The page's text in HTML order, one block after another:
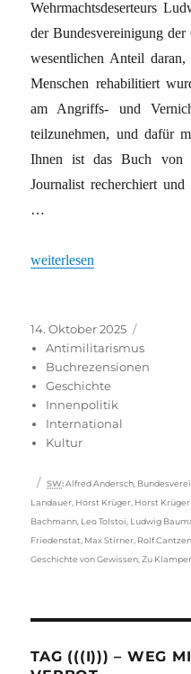
Wehrmachtsdeserteurs
der Bundesvereinigung
wesentlichen Anteil
Menschen rehabilitiert
am Angriffs- und
teilzunehmen, und dafür
Ihnen ist das Buch von
Journalist recherchiert
…
„Eine Frage des Gewissens“
weiterlesen
Veröffentlicht
am
14. Oktober 2025
Antimilitarismus
Buchrezensionen
Geschichte
Innenpolitik
International
Kultur
Schlagwörter
SW: Alfred Andersch
Landauer Horst Krüger Horst
Bachmann Leo Tolstoi Ludwig
Friedenstat Max Stirner Rolf Cantzen
Geschichte von Gewissen ,Zu
TAG (((I))) – WEG